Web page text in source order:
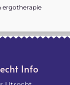
ergotherapie
Info